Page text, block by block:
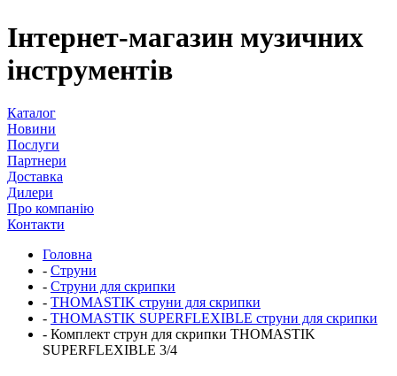
Інтернет-магазин музичних
інструментів
Каталог
Новини
Послуги
Партнери
Доставка
Дилери
Про компанію
Контакти
Головна
- Струни
- Струни для скрипки
- THOMASTIK струни для скрипки
- THOMASTIK SUPERFLEXIBLE струни для скрипки
- Комплект струн для скрипки THOMASTIK
SUPERFLEXIBLE 3/4